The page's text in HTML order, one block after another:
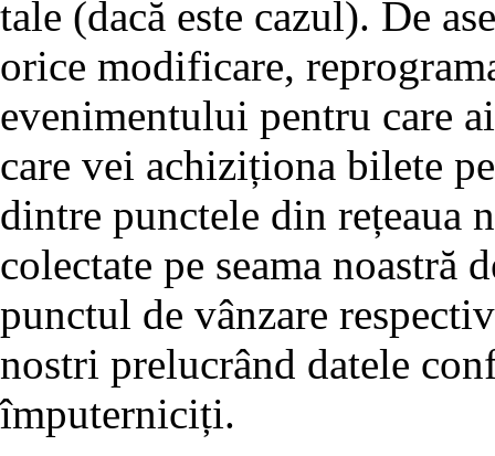
tale (dacă este cazul). De
orice modificare,
evenimentului pentru care
care vei achiziționa bilete
dintre punctele din rețeaua
colectate pe seama noastră
punctul de vânzare
nostri prelucrând datele
împuterniciți.